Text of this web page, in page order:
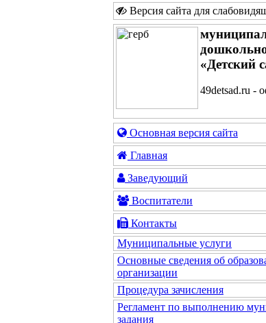
Версия сайта для
«Детский
49detsad.ru -
Основная версия сайта
Главная
Заведующий
Воспитатели
Контакты
Муниципальные услуги
Основные сведения об
организации
Процедура зачисления
Регламент по выполнению
задания